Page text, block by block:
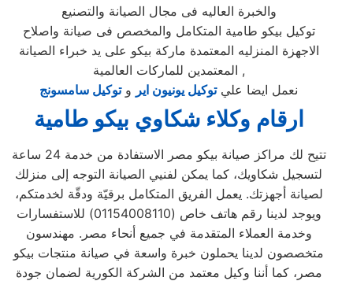
والخبرة العاليه فى مجال الصيانة والتصنيع
توكيل بيكو طامية المتكامل والمخصص فى صيانة واصلاح
الاجهزة المنزليه المعتمدة ماركة بيكو على يد خبراء الصيانة
المعتمدين للماركات العالمية ,
نعمل ايضا عليتوكيل يونيون اير وتوكيل سامسونج
ارقام وكلاء شكاوي بيكو طامية
تتيح لك مراكز صيانة بيكو مصر الاستفادة من خدمة 24 ساعة
لتسجيل شكاويك، كما يمكن لفنيي الصيانة التوجه إلى منزلك
لصيانة أجهزتك. يعمل الفريق المتكامل برقيّة ودقّة لخدمتكم،
ويوجد لدينا رقم هاتف خاص (01154008110) للاستفسارات
وخدمة العملاء المتقدمة في جميع أنحاء مصر. مهندسون
متخصصون لدينا يحملون خبرة واسعة في صيانة منتجات بيكو
مصر، كما أننا وكيل معتمد من الشركة الكورية لضمان جودة